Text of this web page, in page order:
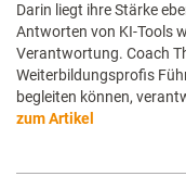
Darin liegt ihre Stärke
Antworten von KI-Tools
Verantwortung. Coach
Weiterbildungsprofis
begleiten können,
zum Artikel